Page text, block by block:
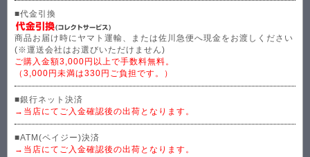
■代金引換
商品お届け時にヤマト運輸、または佐川急便へ現金をお渡しください
(※運送会社はお選びいただけません)
ご購入金額3,000円以上で手数料無料。
（3,000円未満は330円ご負担です。）
■銀行ネット決済
→当店にてご入金確認後の出荷となります。
■ATM(ペイジー)決済
→当店にてご入金確認後の出荷となります。